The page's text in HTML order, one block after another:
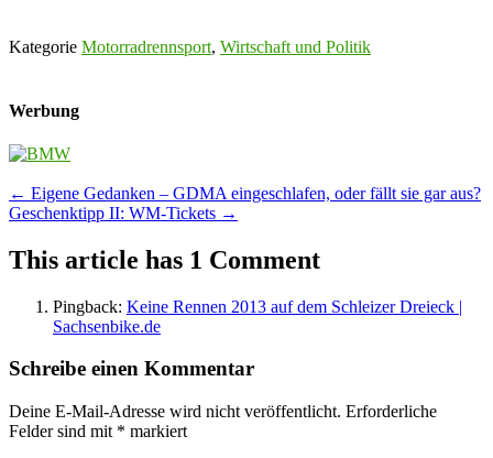
Kategorie Motorradrennsport, Wirtschaft und Politik
Werbung
Post
navigation
← Eigene Gedanken – GDMA eingeschlafen, oder fällt sie gar aus?
Geschenktipp II: WM-Tickets →
This article has 1 Comment
Pingback: Keine Rennen 2013 auf dem Schleizer Dreieck |
Sachsenbike.de
Schreibe einen Kommentar
Deine E-Mail-Adresse wird nicht veröffentlicht. Erforderliche
Felder sind mit * markiert